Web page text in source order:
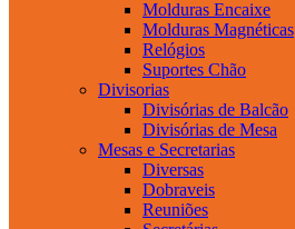
Molduras Encaixe
Molduras Magnéticas
Relógios
Suportes Chão
Divisorias
Divisórias de Balcão
Divisórias de Mesa
Mesas e Secretarias
Diversas
Dobraveis
Reuniões